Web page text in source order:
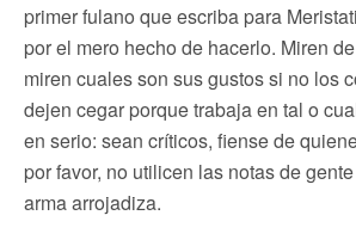
primer fulano que escriba para
por el mero hecho de hacerlo. Miren
miren cuales son sus gustos si no los
dejen cegar porque trabaja en tal o
en serio: sean críticos, fiense de
por favor, no utilicen las notas de
arma arrojadiza.